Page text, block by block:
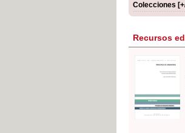
Colecciones
Recursos